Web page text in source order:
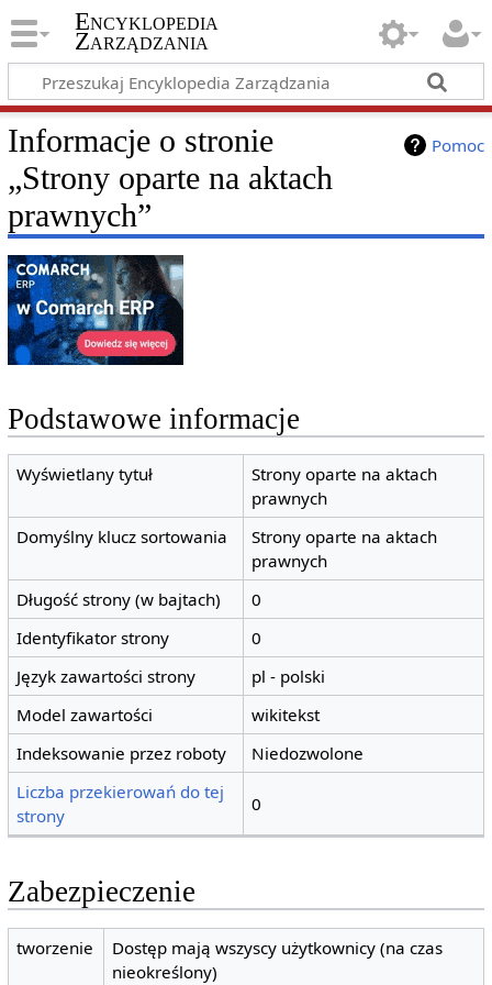
Encyklopedia
Zarządzania
Pomoc
Informacje o stronie
„Strony oparte na aktach
prawnych”
Podstawowe informacje
Wyświetlany tytuł
Strony oparte na aktach
prawnych
Domyślny klucz sortowania
Strony oparte na aktach
prawnych
Długość strony (w bajtach)
0
Identyfikator strony
0
Język zawartości strony
pl - polski
Model zawartości
wikitekst
Indeksowanie przez roboty
Niedozwolone
Liczba przekierowań do tej
strony
0
Zabezpieczenie
tworzenie
Dostęp mają wszyscy użytkownicy (na czas
nieokreślony)